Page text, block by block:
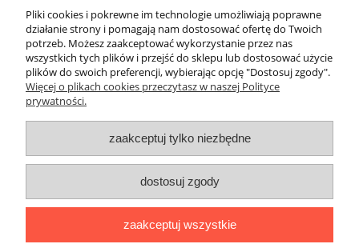
Pomoc
Moje konto
Informacje
O nas
Sklep internetowy Ago Maszyny | ul. Pomorska 31, 50-216
Wrocław |agomaszyny@gmail.com|501 358 235| NIP:
Pliki cookies i pokrewne im technologie umożliwiają poprawne
działanie strony i pomagają nam dostosować ofertę do Twoich
potrzeb. Możesz zaakceptować wykorzystanie przez nas
wszystkich tych plików i przejść do sklepu lub dostosować użycie
plików do swoich preferencji, wybierając opcję "Dostosuj zgody".
Więcej o plikach cookies przeczytasz w naszej Polityce
prywatności.
zaakceptuj tylko niezbędne
dostosuj zgody
zaakceptuj wszystkie